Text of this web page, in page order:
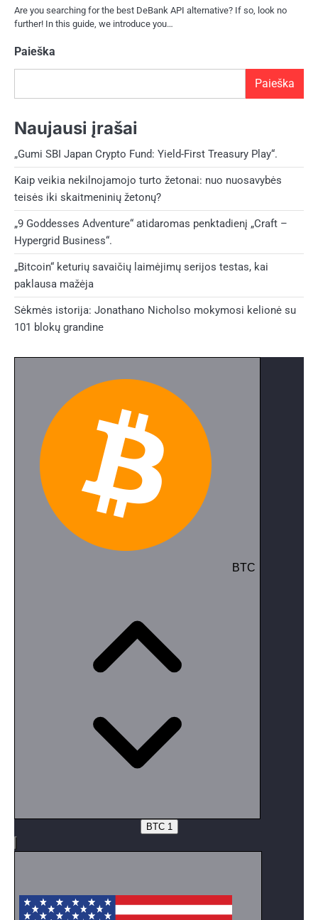
Are you searching for the best DeBank API alternative? If so, look no
further! In this guide, we introduce you…
Paieška
Paieška
Naujausi įrašai
„Gumi SBI Japan Crypto Fund: Yield-First Treasury Play“.
Kaip veikia nekilnojamojo turto žetonai: nuo nuosavybės
teisės iki skaitmeninių žetonų?
„9 Goddesses Adventure“ atidaromas penktadienį „Craft –
Hypergrid Business“.
„Bitcoin“ keturių savaičių laimėjimų serijos testas, kai
paklausa mažėja
Sėkmės istorija: Jonathano Nicholso mokymosi kelionė su
101 blokų grandine